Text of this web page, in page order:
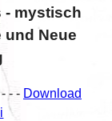
- mystisch
und Neue
- - - Download